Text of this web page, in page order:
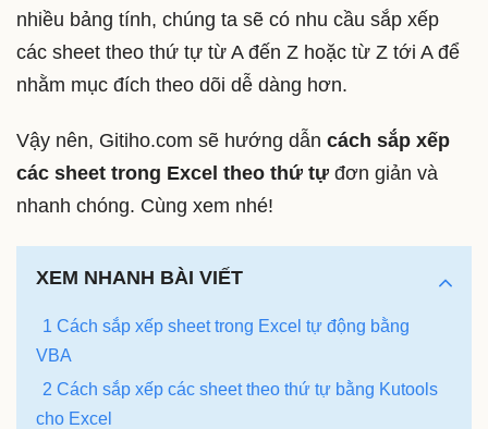
nhiều bảng tính, chúng ta sẽ có nhu cầu sắp xếp
các sheet theo thứ tự từ A đến Z hoặc từ Z tới A để
nhằm mục đích theo dõi dễ dàng hơn.
Vậy nên, Gitiho.com sẽ hướng dẫn cách sắp xếp
các sheet trong Excel theo thứ tự đơn giản và
nhanh chóng. Cùng xem nhé!
XEM NHANH BÀI VIẾT
1 Cách sắp xếp sheet trong Excel tự động bằng
VBA
2 Cách sắp xếp các sheet theo thứ tự bằng Kutools
cho Excel